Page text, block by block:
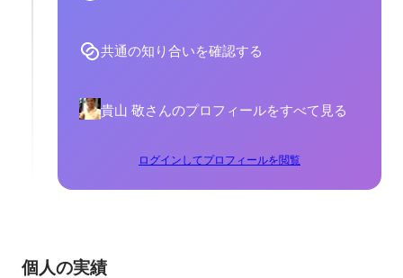
共通の知り合いを確認する
貴山 敬さんのプロフィールをすべて見る
ログインしてプロフィールを閲覧
個人の実績